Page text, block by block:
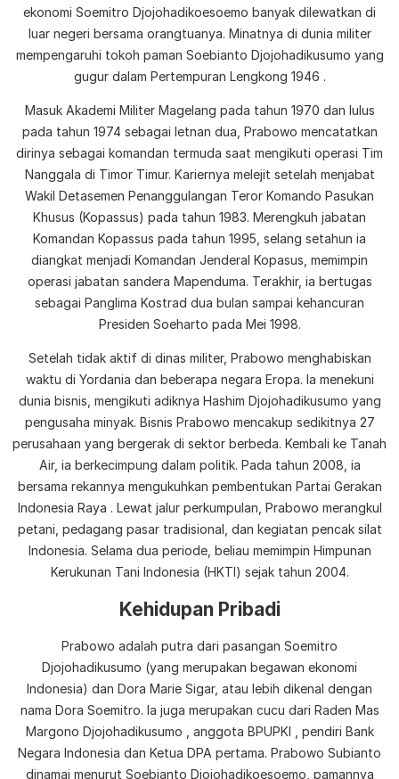
ekonomi Soemitro Djojohadikoesoemo banyak dilewatkan di
luar negeri bersama orangtuanya. Minatnya di dunia militer
mempengaruhi tokoh paman Soebianto Djojohadikusumo yang
gugur dalam Pertempuran Lengkong 1946 .
Masuk Akademi Militer Magelang pada tahun 1970 dan lulus
pada tahun 1974 sebagai letnan dua, Prabowo mencatatkan
dirinya sebagai komandan termuda saat mengikuti operasi Tim
Nanggala di Timor Timur. Kariernya melejit setelah menjabat
Wakil Detasemen Penanggulangan Teror Komando Pasukan
Khusus (Kopassus) pada tahun 1983. Merengkuh jabatan
Komandan Kopassus pada tahun 1995, selang setahun ia
diangkat menjadi Komandan Jenderal Kopasus, memimpin
operasi jabatan sandera Mapenduma. Terakhir, ia bertugas
sebagai Panglima Kostrad dua bulan sampai kehancuran
Presiden Soeharto pada Mei 1998.
Setelah tidak aktif di dinas militer, Prabowo menghabiskan
waktu di Yordania dan beberapa negara Eropa. Ia menekuni
dunia bisnis, mengikuti adiknya Hashim Djojohadikusumo yang
pengusaha minyak. Bisnis Prabowo mencakup sedikitnya 27
perusahaan yang bergerak di sektor berbeda. Kembali ke Tanah
Air, ia berkecimpung dalam politik. Pada tahun 2008, ia
bersama rekannya mengukuhkan pembentukan Partai Gerakan
Indonesia Raya . Lewat jalur perkumpulan, Prabowo merangkul
petani, pedagang pasar tradisional, dan kegiatan pencak silat
Indonesia. Selama dua periode, beliau memimpin Himpunan
Kerukunan Tani Indonesia (HKTI) sejak tahun 2004.
Kehidupan Pribadi
Prabowo adalah putra dari pasangan Soemitro
Djojohadikusumo (yang merupakan begawan ekonomi
Indonesia) dan Dora Marie Sigar, atau lebih dikenal dengan
nama Dora Soemitro. Ia juga merupakan cucu dari Raden Mas
Margono Djojohadikusumo , anggota BPUPKI , pendiri Bank
Negara Indonesia dan Ketua DPA pertama. Prabowo Subianto
dinamai menurut Soebianto Djojohadikoesoemo, pamannya